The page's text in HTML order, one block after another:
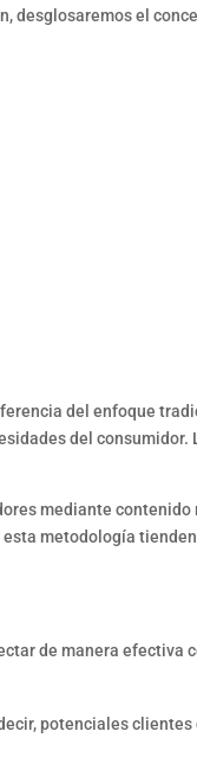
el
del enfoque
del consumidor.
mediante
metodología
de manera
potenciales